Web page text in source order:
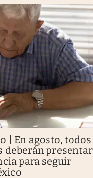
| En agosto, todos
deberán presentar
para seguir